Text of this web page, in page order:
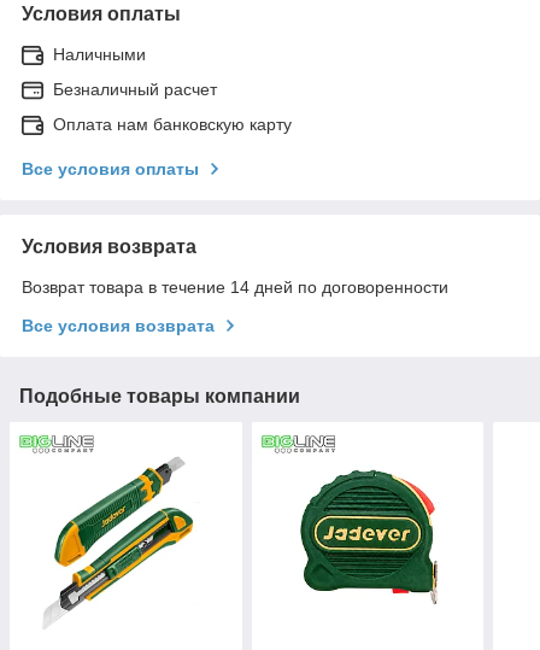
Условия оплаты
Наличными
Безналичный расчет
Оплата нам банковскую карту
Все условия оплаты
Условия возврата
Возврат товара в течение 14 дней по договоренности
Все условия возврата
Подобные товары компании